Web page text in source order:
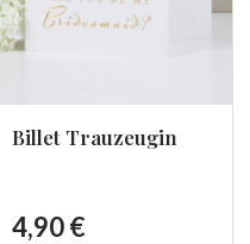
Billet Trauzeugin
4,90 €